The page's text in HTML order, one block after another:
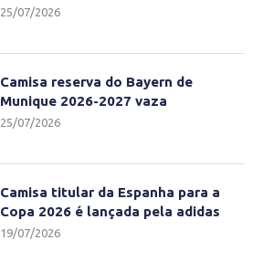
25/07/2026
Camisa reserva do Bayern de
Munique 2026-2027 vaza
25/07/2026
Camisa titular da Espanha para a
Copa 2026 é lançada pela adidas
19/07/2026